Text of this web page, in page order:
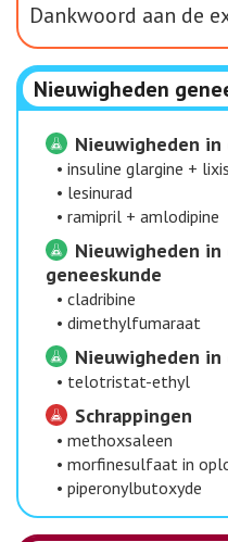
Dankwoord aan de
Nieuwigheden
Nieuwigheden
• insuline glargine +
• lesinurad
• ramipril + amlodipine
Nieuwigheden
geneeskunde
• cladribine
• dimethylfumaraat
Nieuwigheden in
• telotristat-ethyl
Schrappingen
• methoxsaleen
• morfinesulfaat in
• piperonylbutoxyde